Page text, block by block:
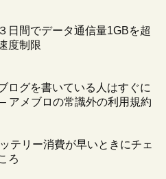
日間でデータ通信量1GBを超
度制限
ログを書いている人はすぐに
アメブロの常識外の利用規約
テリー消費が早いときにチェ
ろ